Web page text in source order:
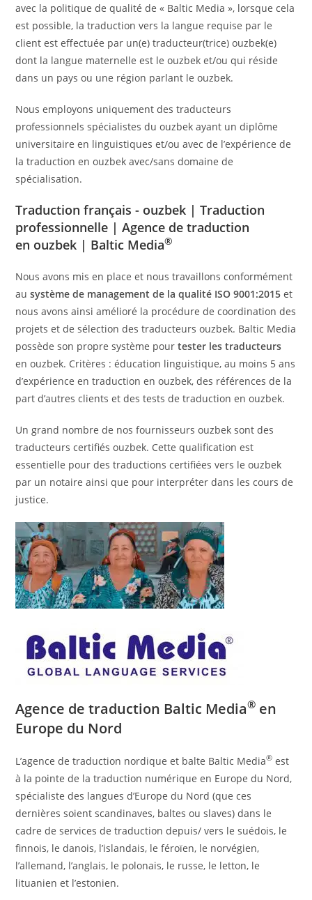
avec la politique de qualité de « Baltic Media », lorsque cela
est possible, la traduction vers la langue requise par le
client est effectuée par un(e) traducteur(trice) ouzbek(e)
dont la langue maternelle est le ouzbek et/ou qui réside
dans un pays ou une région parlant le ouzbek.
Nous employons uniquement des traducteurs
professionnels spécialistes du ouzbek ayant un diplôme
universitaire en linguistiques et/ou avec de l’expérience de
la traduction en ouzbek avec/sans domaine de
spécialisation.
Traduction français - ouzbek |Traduction
professionnelle | Agence de traduction
en ouzbek | Baltic Media®
Nous avons mis en place et nous travaillons conformément
ausystème de management de la qualité ISO 9001:2015 et
nous avons ainsi amélioré la procédure de coordination des
projets et de sélection des traducteurs ouzbek. Baltic Media
possède son propre système pourtester les traducteurs
en ouzbek. Critères : éducation linguistique, au moins 5 ans
d’expérience en traduction en ouzbek, des références de la
part d’autres clients et des tests de traduction en ouzbek.
Un grand nombre de nos fournisseurs ouzbek sont des
traducteurs certifiés ouzbek. Cette qualification est
essentielle pour des traductions certifiées vers le ouzbek
par un notaire ainsi que pour interpréter dans les cours de
justice.
Agence de traduction Baltic Media® en
Europe du Nord
L’agence de traduction nordique et balte Baltic Media® est
à la pointe de la traduction numérique en Europe du Nord,
spécialiste des langues d’Europe du Nord (que ces
dernières soient scandinaves, baltes ou slaves) dans le
cadre de services de traduction depuis/ vers le suédois, le
finnois, le danois, l’islandais, le féroïen, le norvégien,
l’allemand, l’anglais, le polonais, le russe, le letton, le
lituanien et l’estonien.